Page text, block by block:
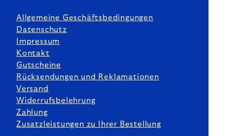
Allgemeine Geschäftsbedingungen
Datenschutz
Impressum
Kontakt
Gutscheine
Rücksendungen und Reklamationen
Versand
Widerrufsbelehrung
Zahlung
Zusatzleistungen zu Ihrer Bestellung